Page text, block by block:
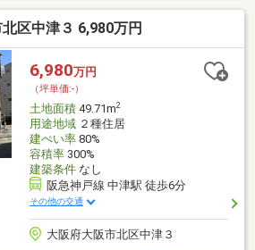
区中津３ 6,980万円
6,980万円
（坪単価:-）
土地面積49.71m2
用途地域２種住居
建ぺい率80%
容積率300%
建築条件なし
阪急神戸線 中津駅 徒歩6分
その他の交通
大阪府大阪市北区中津３